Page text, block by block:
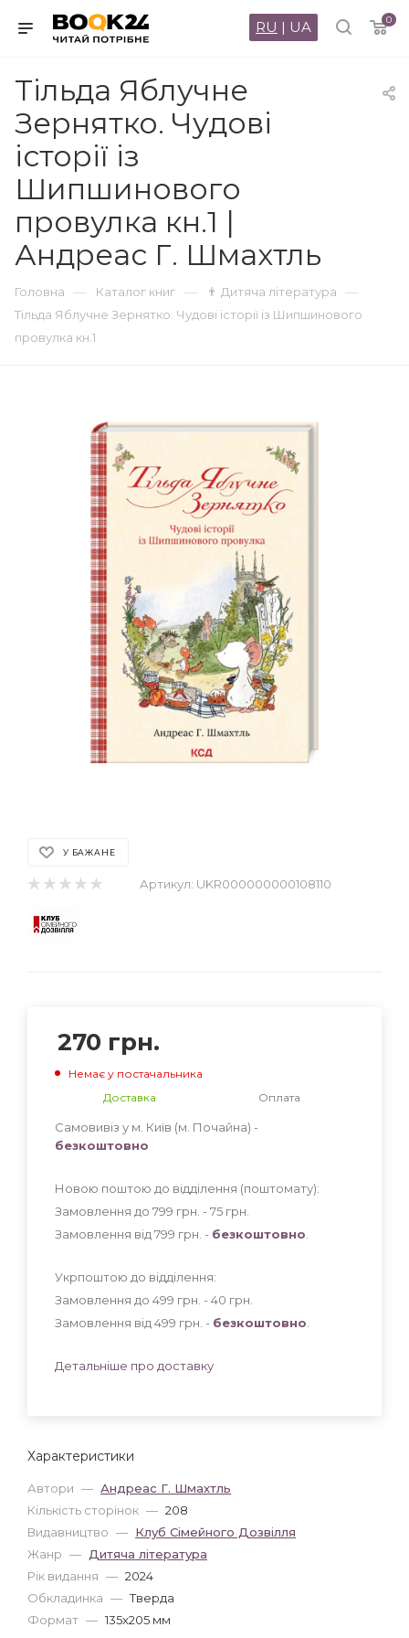
0
RU | UA
Тільда Яблучне
Зернятко. Чудові
історії із
Шипшинового
провулка кн.1 |
Андреас Г. Шмахтль
Головна — Каталог книг — 👨 Дитяча література —
Тільда Яблучне Зернятко. Чудові історії із Шипшинового
провулка кн.1
У БАЖАНЕ
Артикул: UKR000000000108110
Характеристики
Автори — Андреас Г. Шмахтль
Кількість сторінок — 208
Видавництво — Клуб Сімейного Дозвілля
Жанр — Дитяча література
Рік видання — 2024
Обкладинка — Тверда
Формат — 135x205 мм
270 грн.
Немає у постачальника
Доставка
Оплата
Самовивіз у м. Київ (м. Почайна) -
безкоштовно
Новою поштою до відділення (поштомату):
Замовлення до 799 грн. - 75 грн
Замовлення від 799 грн. - безкоштовно
Укрпоштою до відділення:
Замовлення до 499 грн. - 40 грн
Замовлення від 499 грн. - безкоштовно
Детальніше про доставку